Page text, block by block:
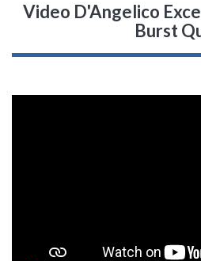
Video D'Angelico
Burst